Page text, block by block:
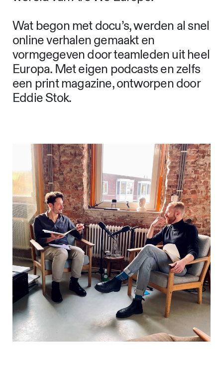
Wat begon met docu’s, werden al snel
online verhalen gemaakt en
vormgegeven door teamleden uit heel
Europa. Met eigen podcasts en zelfs
een print magazine, ontworpen door
Eddie Stok.